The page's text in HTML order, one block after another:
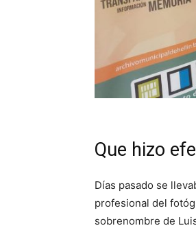
Que hizo
Días pasado se
profesional del
sobrenombre de